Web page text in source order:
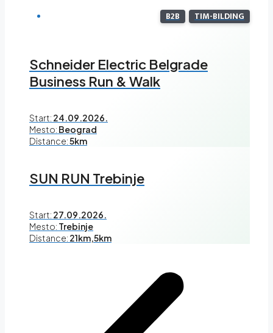
B2B TIM-BILDING
Schneider Electric Belgrade
Business Run & Walk
Start: 24.09.2026.
Mesto: Beograd
Distance:5km
SUN RUN Trebinje
Start: 27.09.2026.
Mesto: Trebinje
Distance: 21km,5km